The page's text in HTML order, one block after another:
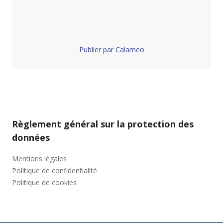
Publier par Calameo
Règlement général sur la protection des
données
Mentions légales
Politique de confidentialité
Politique de cookies